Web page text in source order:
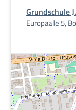
Grundschule
Europaalle 5,